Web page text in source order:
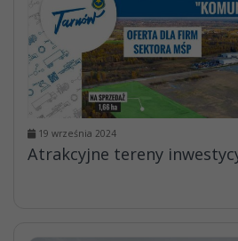
19 września 2024
Atrakcyjne tereny